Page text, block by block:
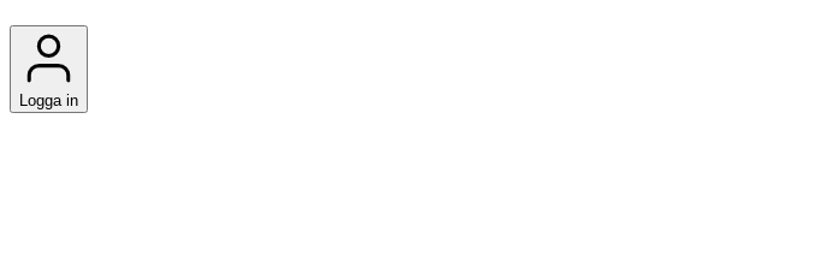
Logga in